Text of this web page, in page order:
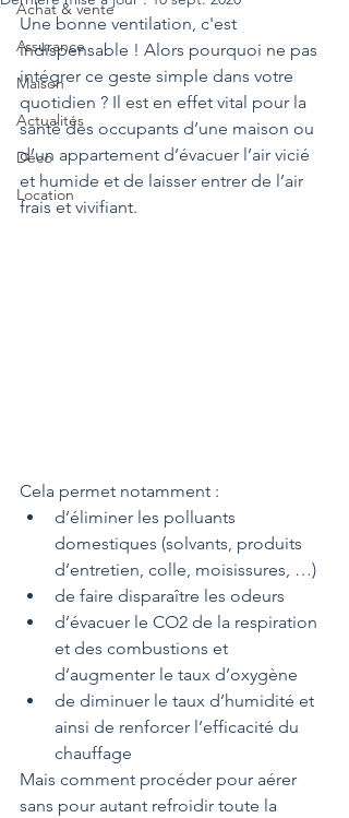
Achat & vente
Assurance
Maison
Actualités
Déco
Location
Une bonne ventilation, c'est
indispensable ! Alors pourquoi ne pas
intégrer ce geste simple dans votre
quotidien ? Il est en effet vital pour la
santé des occupants d’une maison ou
d’un appartement d’évacuer l’air vicié
et humide et de laisser entrer de l’air
frais et vivifiant.
Cela permet notamment :
d’éliminer les polluants
domestiques (solvants, produits
d’entretien, colle, moisissures, …)
de faire disparaître les odeurs
d’évacuer le CO2 de la respiration
et des combustions et
d’augmenter le taux d’oxygène
de diminuer le taux d’humidité et
ainsi de renforcer l’efficacité du
chauffage
Mais comment procéder pour aérer
sans pour autant refroidir toute la